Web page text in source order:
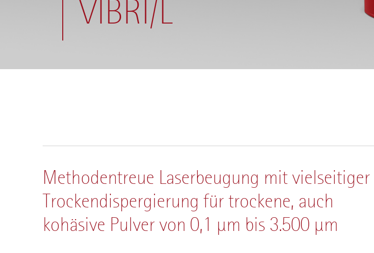
VIBRI/L
Methodentreue Laserbeugung mit vielseitiger
Trockendispergierung für trockene, auch
kohäsive Pulver von 0,1 µm bis 3.500 µm